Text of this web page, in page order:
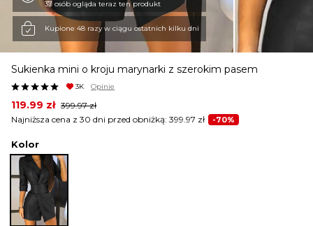
KOMBINEZONY
DRESY
37 osób ogląda teraz ten produkt
Kupione 48 razy w ciągu ostatnich kilku dni
Sukienka mini o kroju marynarki z szerokim pasem
3K Opinie
399.97zł
Original
price
was:
119.99 zł
Current
price
is:
Najniższa cena z 30 dni przed obniżką: 399.97 zł -70%
Kolor